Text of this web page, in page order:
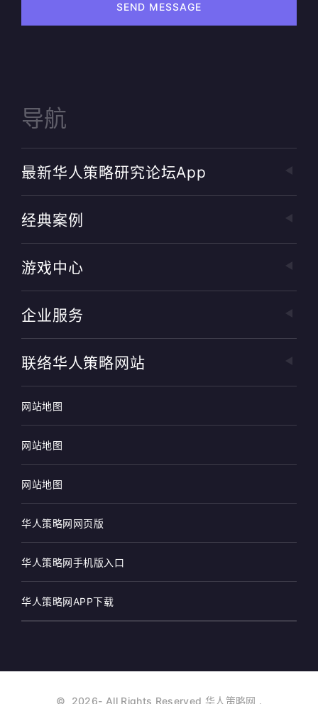
SEND MESSAGE
导航
最新华人策略研究论坛app
经典案例
游戏中心
企业服务
联络华人策略网站
网站地图
网站地图
网站地图
华人策略网网页版
华人策略网手机版入口
华人策略网APP下载
© 2026- All Rights Reserved 华人策略网 .